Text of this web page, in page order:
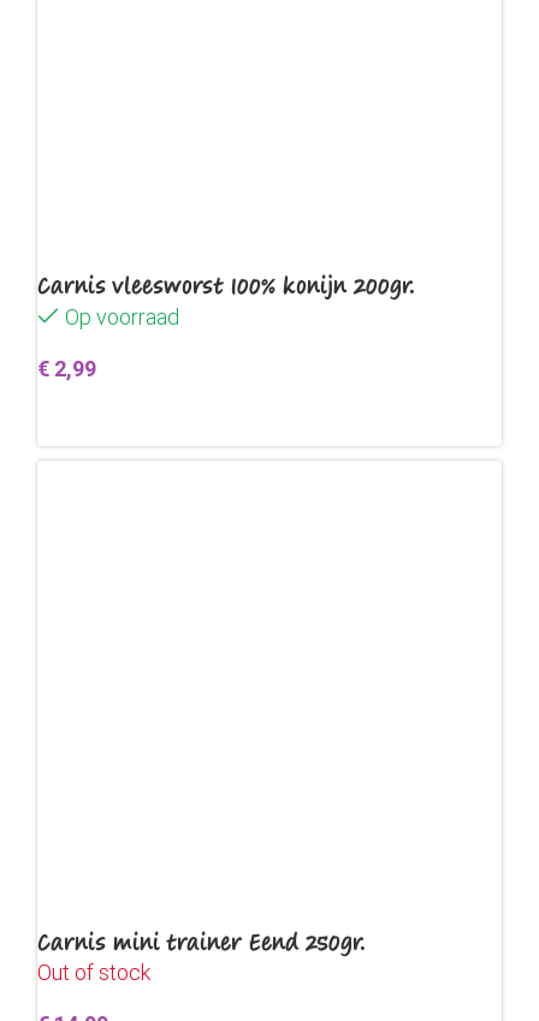
Carnis vleesworst 100% konijn 200gr.
Op voorraad
€ 2,99
Carnis mini trainer Eend 250gr.
Out of stock